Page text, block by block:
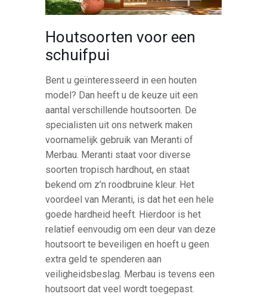
Houtsoorten voor een
schuifpui
Bent u geïnteresseerd in een houten
model? Dan heeft u de keuze uit een
aantal verschillende houtsoorten. De
specialisten uit ons netwerk maken
voornamelijk gebruik van Meranti of
Merbau. Meranti staat voor diverse
soorten tropisch hardhout, en staat
bekend om z’n roodbruine kleur. Het
voordeel van Meranti, is dat het een hele
goede hardheid heeft. Hierdoor is het
relatief eenvoudig om een deur van deze
houtsoort te beveiligen en hoeft u geen
extra geld te spenderen aan
veiligheidsbeslag. Merbau is tevens een
houtsoort dat veel wordt toegepast.